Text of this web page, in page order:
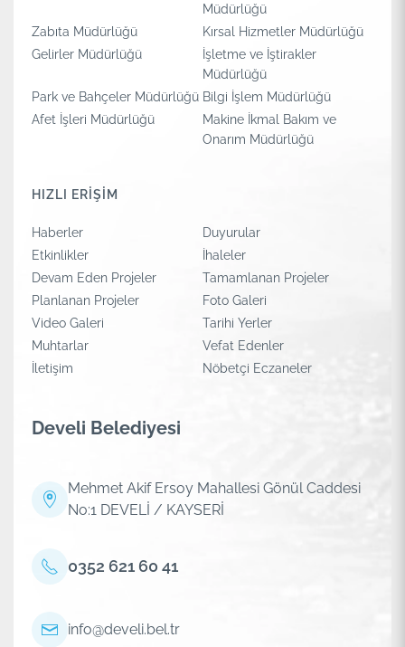
Müdürlüğü
Zabıta Müdürlüğü
Kırsal Hizmetler Müdürlüğü
Gelirler Müdürlüğü
İşletme ve İştirakler
Müdürlüğü
Park ve Bahçeler Müdürlüğü Bilgi İşlem Müdürlüğü
Afet İşleri Müdürlüğü
Makine İkmal Bakım ve
Onarım Müdürlüğü
HIZLI ERİŞİM
Haberler
Duyurular
Etkinlikler
İhaleler
Devam Eden Projeler
Tamamlanan Projeler
Planlanan Projeler
Foto Galeri
Video Galeri
Tarihi Yerler
Muhtarlar
Vefat Edenler
İletişim
Nöbetçi Eczaneler
Develi Belediyesi
Mehmet Akif Ersoy Mahallesi Gönül Caddesi
No:1 DEVELİ / KAYSERİ
0352 621 60 41
info@develi.bel.tr